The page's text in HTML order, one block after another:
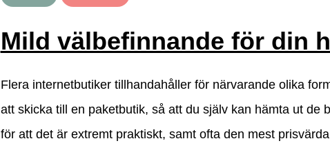
Mild välbefinnande för din
Flera internetbutiker tillhandahåller för närvarande olika
att skicka till en paketbutik, så att du själv kan hämta ut de
för att det är extremt praktiskt, samt ofta den mest